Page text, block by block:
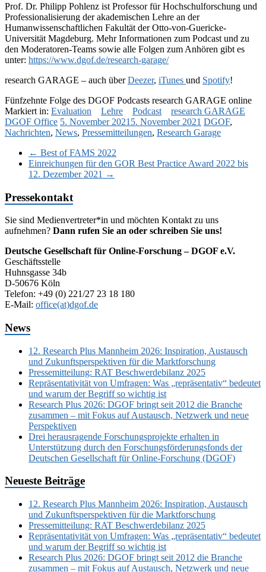
Prof. Dr. Philipp Pohlenz ist Professor für Hochschulforschung und
Professionalisierung der akademischen Lehre an der
Humanwissenschaftlichen Fakultät der Otto-von-Guericke-
Universität Magdeburg. Mehr Informationen zum Podcast und zu
den Moderatoren-Teams sowie alle Folgen zum Anhören gibt es
unter: https://www.dgof.de/research-garage/
research GARAGE – auch überDeezer, iTunes und Spotify!
Fünfzehnte Folge des DGOF Podcasts research GARAGE online
Markiert in: Evaluation Lehre Podcast
research GARAGE
DGOF Office 5. November 2021 5. November 2021 DGOF,
Nachrichten, News, Pressemitteilungen, Research Garage
← Best of FAMS 2022
Einreichungen für den GOR Best Practice Award 2022 bis
12. Dezember 2021 →
Pressekontakt
Sie sind Medienvertreter*in und möchten Kontakt zu uns
aufnehmen? Dann rufen Sie an oder schreiben Sie uns!
Deutsche Gesellschaft für Online-Forschung – DGOF e.V.
Geschäftsstelle
Huhnsgasse 34b
D-50676 Köln
Telefon: +49 (0) 221/27 23 18 180
E-Mail: office(at)dgof.de
News
12. Research Plus Mannheim 2026: Inspiration, Austausch
und Zukunftsperspektiven für die Marktforschung
Pressemitteilung: RAT Beschwerdebilanz 2025
Repräsentativität von Umfragen: Was „repräsentativ“ bedeutet
und warum der Begriff so wichtig ist
Research Plus 2026: DGOF bringt seit 2012 die Branche
zusammen – mit Fokus auf Austausch, Netzwerk und neue
Perspektiven
Drei herausragende Forschungsprojekte erhalten in
Unterstützung durch den Forschungsförderungsfonds der
Deutschen Gesellschaft für Online-Forschung (DGOF)
Neueste Beiträge
12. Research Plus Mannheim 2026: Inspiration, Austausch
und Zukunftsperspektiven für die Marktforschung
Pressemitteilung: RAT Beschwerdebilanz 2025
Repräsentativität von Umfragen: Was „repräsentativ“ bedeutet
und warum der Begriff so wichtig ist
Research Plus 2026: DGOF bringt seit 2012 die Branche
zusammen – mit Fokus auf Austausch, Netzwerk und neue